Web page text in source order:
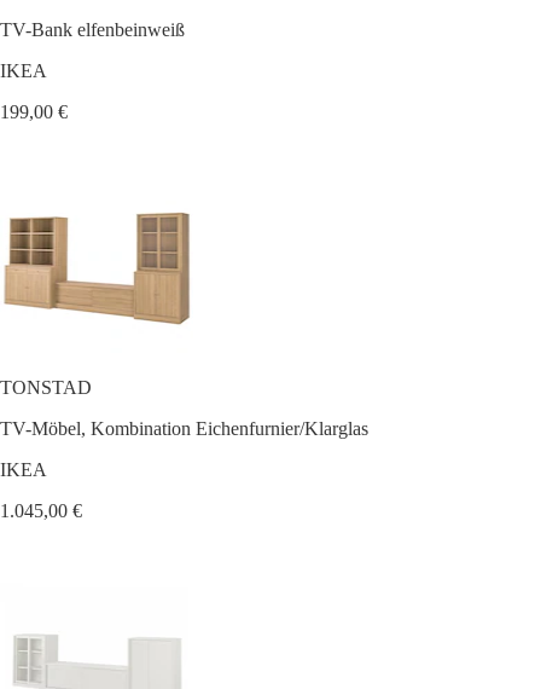
TV-Bank elfenbeinweiß
IKEA
199,00 €
TONSTAD
TV-Möbel, Kombination Eichenfurnier/Klarglas
IKEA
1.045,00 €